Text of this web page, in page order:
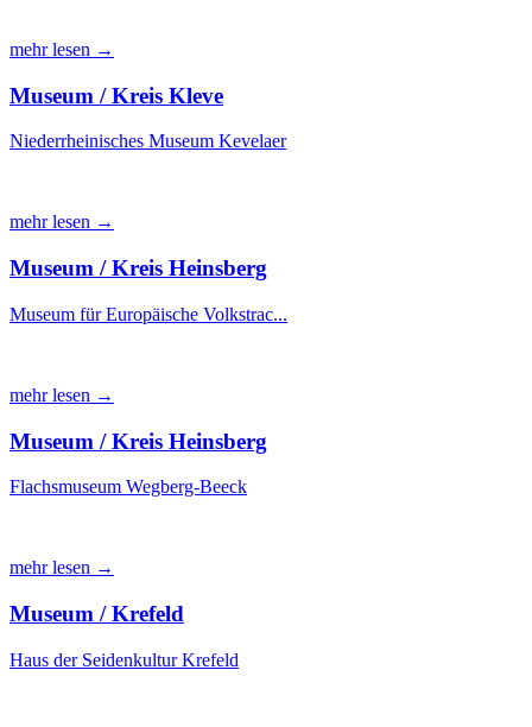
mehr lesen →
Museum / Kreis Kleve
Niederrheinisches Museum Kevelaer
mehr lesen →
Museum / Kreis Heinsberg
Museum für Europäische Volkstrac...
mehr lesen →
Museum / Kreis Heinsberg
Flachsmuseum Wegberg-Beeck
mehr lesen →
Museum / Krefeld
Haus der Seidenkultur Krefeld